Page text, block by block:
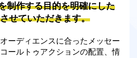
制作する目的を明確にした
せていただきます。
ーディエンスに合ったメッセー
ールトゥアクションの配置、情